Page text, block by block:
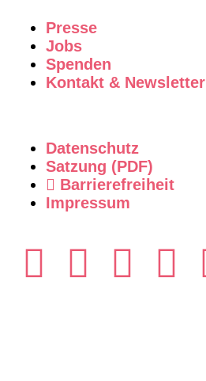
Presse
Jobs
Spenden
Kontakt & Newsletter
Datenschutz
Satzung (PDF)
Barrierefreiheit
Impressum